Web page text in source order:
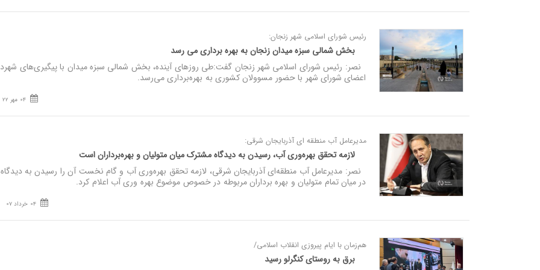
رئیس شورای اسلامی شهر زنجان:
بخش شمالی سبزه میدان زنجان به بهره‌ برداری می‌ رسد
نصر: رئیس شورای اسلامی شهر زنجان گفت:طی روزهای آینده، بخش شمالی سبزه میدان با پیگیری‌های
اعضای شورای شهر با حضور مسوولان کشوری به بهره‌برداری می‌رسد.
04 مهر 22
مدیرعامل آب منطقه ای آذربایجان شرقی:
لازمه تحقق بهره‌وری آب، رسیدن به دیدگاه مشترک میان متولیان و بهره‌برداران است
نصر: مدیرعامل آب منطقه‌ای آذربایجان شرقی، لازمه تحقق بهره‌وری آب و گام نخست آن را رسیدن به
در میان تمام متولیان و بهره برداران مربوطه در خصوص موضوع بهره وری آب اعلام کرد.
04 خرداد 07
هم‌زمان با ایام پیروزی انقلاب اسلامی/
برق به روستای کنگرلو رسید